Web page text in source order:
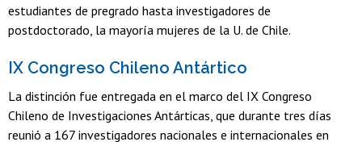
estudiantes de pregrado hasta investigadores de
postdoctorado, la mayoría mujeres de la U. de Chile.
IX Congreso Chileno Antártico
La distinción fue entregada en el marco del IX Congreso
Chileno de Investigaciones Antárticas, que durante tres días
reunió a 167 investigadores nacionales e internacionales en